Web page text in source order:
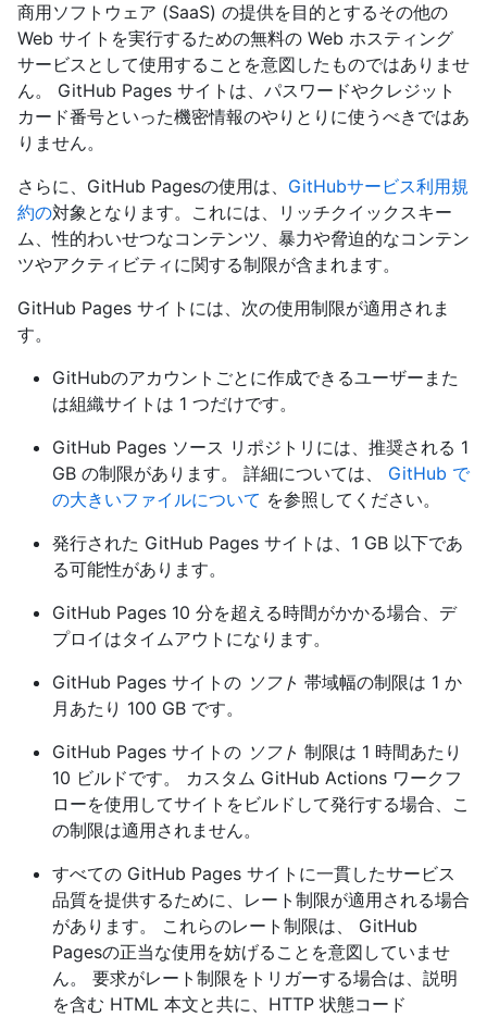
商用ソフトウェア (SaaS) の提供を目的とするその他の
Web サイトを実行するための無料の Web ホスティング
サービスとして使用することを意図したものではありませ
ん。 GitHub Pages サイトは、パスワードやクレジット
カード番号といった機密情報のやりとりに使うべきではあ
りません。
さらに、GitHub Pagesの使用は、 GitHubサービス利用規
約の対象となります。これには、リッチクイックスキー
ム、性的わいせつなコンテンツ、暴力や脅迫的なコンテン
ツやアクティビティに関する制限が含まれます。
GitHub Pages サイトには、次の使用制限が適用されま
す。
GitHubのアカウントごとに作成できるユーザーまた
は組織サイトは 1 つだけです。
GitHub Pages ソース リポジトリには、推奨される 1
GB の制限があります。 詳細については、 GitHub で
の大きいファイルについて を参照してください。
発行された GitHub Pages サイトは、1 GB 以下であ
る可能性があります。
GitHub Pages 10 分を超える時間がかかる場合、デ
プロイはタイムアウトになります。
GitHub Pages サイトの ソフト 帯域幅の制限は 1 か
月あたり 100 GB です。
GitHub Pages サイトの ソフト 制限は 1 時間あたり
10 ビルドです。 カスタム GitHub Actions ワークフ
ローを使用してサイトをビルドして発行する場合、こ
の制限は適用されません。
すべての GitHub Pages サイトに一貫したサービス
品質を提供するために、レート制限が適用される場合
があります。 これらのレート制限は、 GitHub
Pagesの正当な使用を妨げることを意図していませ
ん。 要求がレート制限をトリガーする場合は、説明
を含む HTML 本文と共に、HTTP 状態コード